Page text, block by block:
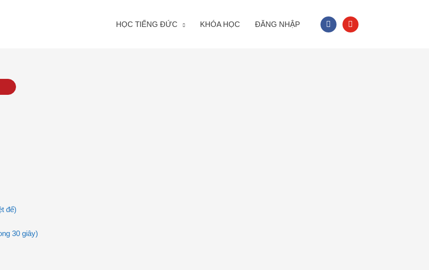
HỌC TIẾNG ĐỨC KHÓA HỌC ĐĂNG NHẬP
facebookyoutube
để)
30 giây)